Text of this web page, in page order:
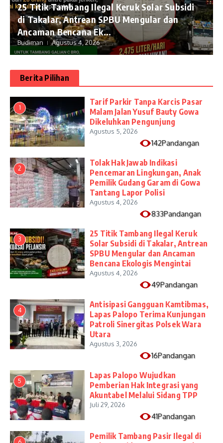
25 Titik Tambang Ilegal Keruk Solar Subsidi
di Takalar, Antrean SPBU Mengular dan
Ancaman Bencana Ek...
Budiman Agustus 4, 2026
Berita Pilihan
1
Tarif Parkir Tanpa Karcis Pasar
Malam Jalan Yusuf Bauty Gowa
Dikeluhkan Pengunjung
Agustus 5, 2026
142Pandangan
2
Tolak Hak Jawab Indikasi
Pencemaran Lingkungan, Anak
Pemilik Gudang Garam di Gowa
Tantang Lapor Polisi
Agustus 4, 2026
833Pandangan
3
25 Titik Tambang Ilegal Keruk
Solar Subsidi di Takalar, Antrean
SPBU Mengular dan Ancaman
Bencana Ekologis Mengintai
Agustus 4, 2026
49Pandangan
4
Antisipasi Gangguan Kamtibmas,
Lapas Palopo Terima Kunjungan
Patroli Sinergitas Polsek Wara
Utara
Agustus 3, 2026
16Pandangan
5
Lapas Palopo Wujudkan
Pemberian Hak Integrasi yang
Akuntabel Melalui Sidang TPP
Juli 29, 2026
41Pandangan
Pemilik Tambang Pasir Ilegal di